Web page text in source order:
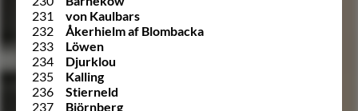
231
von Kaulbars
232
Åkerhielm af Blombacka
233
Löwen
234
Djurklou
235
Kalling
236
Stierneld
237
Björnberg